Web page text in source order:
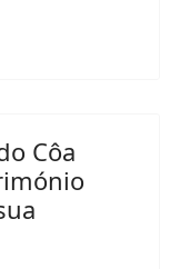
Côa